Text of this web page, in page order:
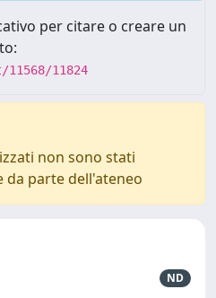
per citare o creare un
11824
non sono stati
da parte dell'ateneo
ND